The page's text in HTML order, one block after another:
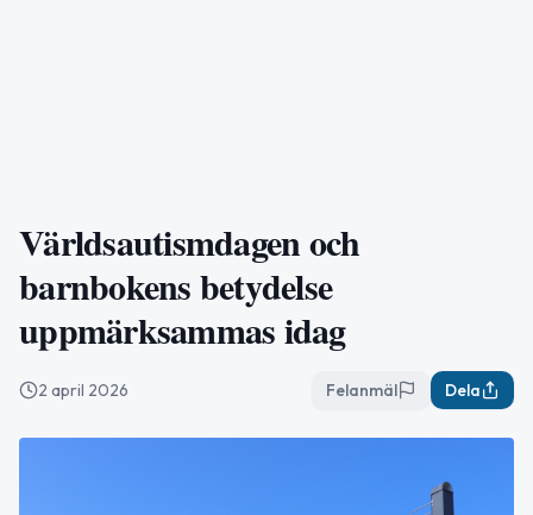
Världsautismdagen och
barnbokens betydelse
uppmärksammas idag
2 april 2026 Felanmäl Dela